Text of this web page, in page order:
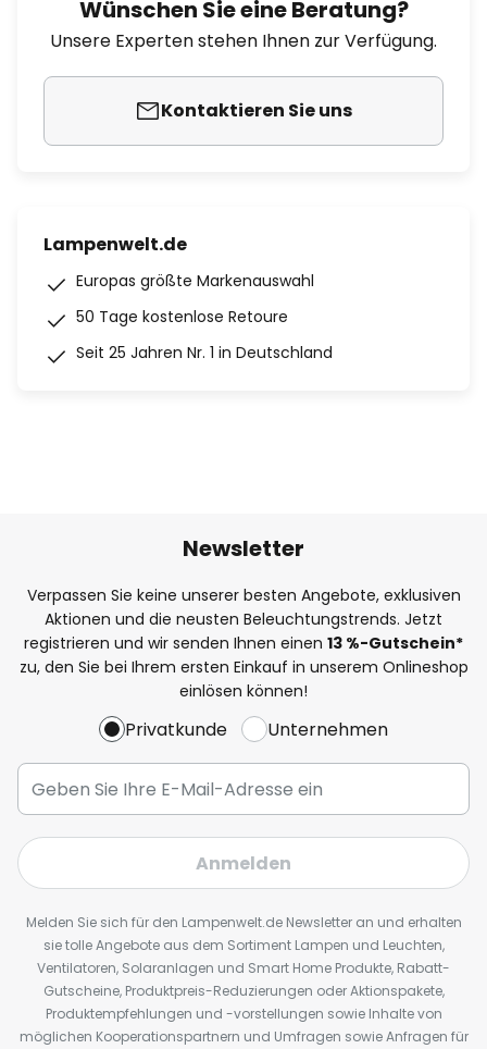
Wünschen Sie eine Beratung?
Unsere Experten stehen Ihnen zur Verfügung.
Kontaktieren Sie uns
Lampenwelt.de
Europas größte Markenauswahl
50 Tage kostenlose Retoure
Seit 25 Jahren Nr. 1 in Deutschland
Newsletter
Verpassen Sie keine unserer besten Angebote, exklusiven
Aktionen und die neusten Beleuchtungstrends. Jetzt
registrieren und wir senden Ihnen einen 13 %-Gutschein*
zu, den Sie bei Ihrem ersten Einkauf in unserem Onlineshop
einlösen können!
Privatkunde Unternehmen
Anmelden
Melden Sie sich für den Lampenwelt.de Newsletter an und erhalten
sie tolle Angebote aus dem Sortiment Lampen und Leuchten,
Ventilatoren, Solaranlagen und Smart Home Produkte, Rabatt-
Gutscheine, Produktpreis-Reduzierungen oder Aktionspakete,
Produktempfehlungen und -vorstellungen sowie Inhalte von
möglichen Kooperationspartnern und Umfragen sowie Anfragen für